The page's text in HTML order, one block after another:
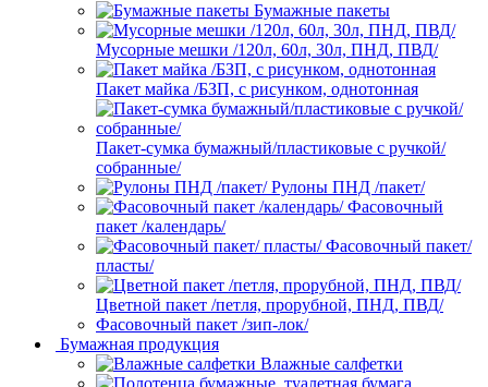
Бумажные пакеты
Мусорные мешки /120л, 60л, 30л, ПНД, ПВД/
Пакет майка /БЗП, с рисунком, однотонная
Пакет-сумка бумажный/пластиковые с ручкой/
собранные/
Рулоны ПНД /пакет/
Фасовочный
пакет /календарь/
Фасовочный пакет/
пласты/
Цветной пакет /петля, прорубной, ПНД, ПВД/
Фасовочный пакет /зип-лок/
Бумажная продукция
Влажные салфетки